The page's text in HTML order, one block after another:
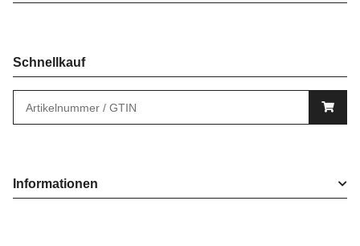
Schnellkauf
Informationen